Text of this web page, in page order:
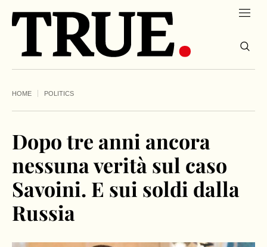
HOME POLITICS
Dopo tre anni ancora
nessuna verità sul caso
Savoini. E sui soldi dalla
Russia